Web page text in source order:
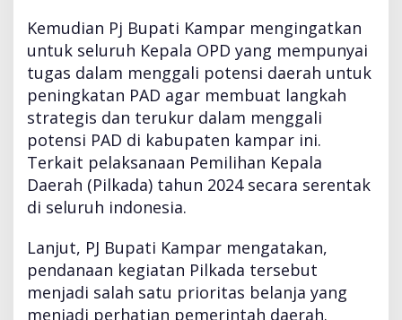
0
2
Kemudian Pj Bupati Kampar mengingatkan
untuk seluruh Kepala OPD yang mempunyai
tugas dalam menggali potensi daerah untuk
peningkatan PAD agar membuat langkah
strategis dan terukur dalam menggali
potensi PAD di kabupaten kampar ini.
Terkait pelaksanaan Pemilihan Kepala
Daerah (Pilkada) tahun 2024 secara serentak
di seluruh indonesia.
Lanjut, PJ Bupati Kampar mengatakan,
pendanaan kegiatan Pilkada tersebut
menjadi salah satu prioritas belanja yang
menjadi perhatian pemerintah daerah.